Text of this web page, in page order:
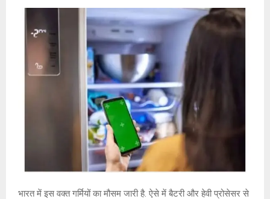
भारत में इस वक्त गर्मियों का मौसम जारी है. ऐसे में बैटरी और हेवी प्रोसेसर से